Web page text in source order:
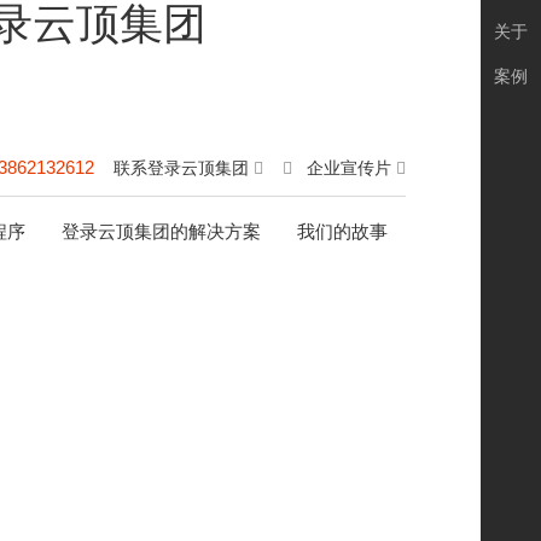
云顶集团
联系登录云顶集团 企业宣传片
序 登录云顶集团的解决方案 我们的故事
加关键词，其目的也是为了增加关键词
关于
案例